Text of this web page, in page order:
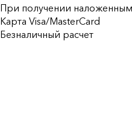
При получении
Карта Visa/MasterCard
Безналичный расчет